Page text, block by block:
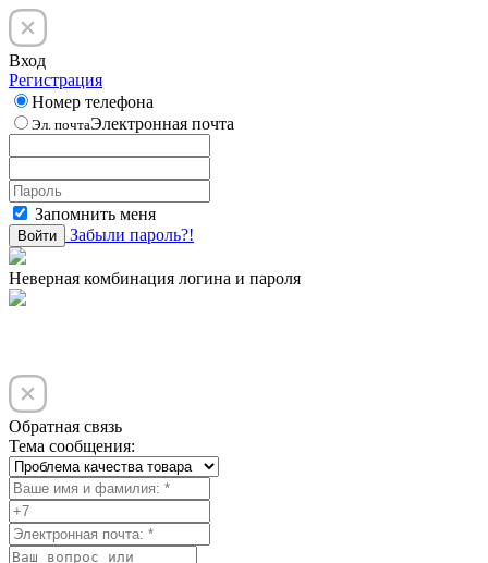
Вход
Регистрация
Номер телефона
Эл. почтаЭлектронная почта
Запомнить меня
Войти Забыли пароль?!
Неверная комбинация логина и пароля
Обратная связь
Тема сообщения: